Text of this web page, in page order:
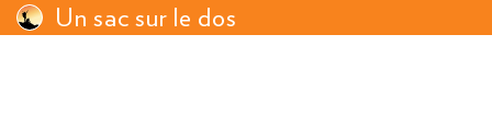
Un sac sur le dos